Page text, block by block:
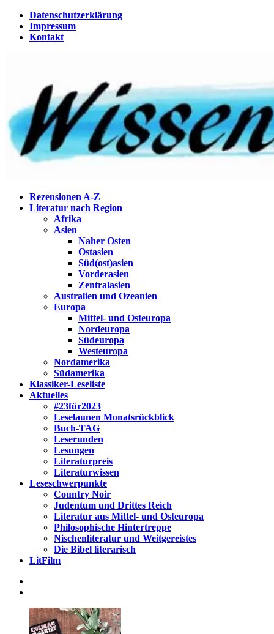
Zum
Inhalt
springen
Datenschutzerklärung
Impressum
Kontakt
Wissenstagebuch
Eine Gabel für die Suppe der Weisheit
Rezensionen A-Z
Literatur nach Region
Afrika
Asien
Naher Osten
Ostasien
Süd(ost)asien
Vorderasien
Zentralasien
Australien und Ozeanien
Europa
Mittel- und Osteuropa
Nordeuropa
Südeuropa
Westeuropa
Nordamerika
Südamerika
Klassiker-Leseliste
Aktuelles
#23für2023
Leselaunen Monatsrückblick
Buch-TAG
Leserunden
Lesungen
Literaturpreis
Literaturwissen
Leseschwerpunkte
Country Noir
Judentum und Drittes Reich
Literatur aus Mittel- und Osteuropa
Philosophische Hintertreppe
Nischenliteratur und Weitgereistes
Die Bibel literarisch
LitFilm